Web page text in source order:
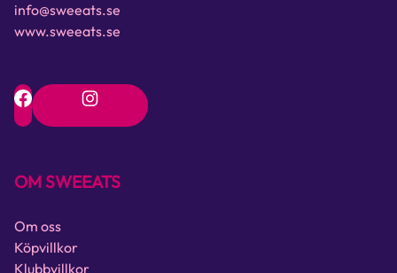
info@sweeats.se
www.sweeats.se
OM SWEEATS
Om oss
Köpvillkor
Klubbvillkor